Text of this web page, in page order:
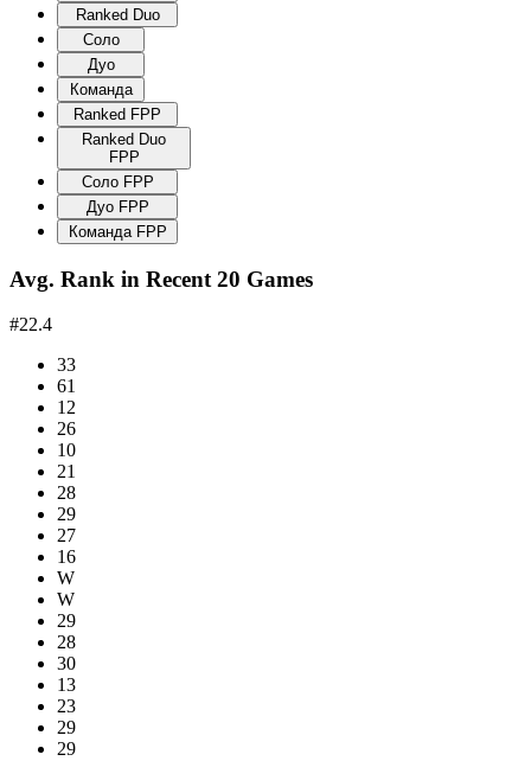
Ranked Duo
Соло
Дуо
Команда
Ranked FPP
Ranked Duo
FPP
Соло FPP
Дуо FPP
Команда FPP
Avg. Rank in Recent 20 Games
#22.4
33
61
12
26
10
21
28
29
27
16
W
W
29
28
30
13
23
29
29